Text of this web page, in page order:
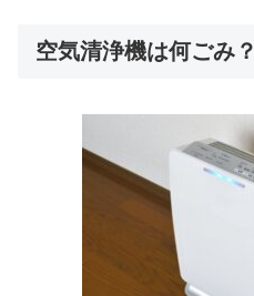
空気清浄機は何ごみ？